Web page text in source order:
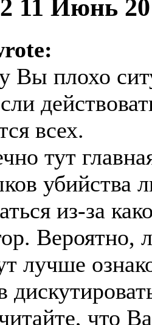
11 Июнь
Вы плохо
всех.
тут
убийства
из-за
Вероятно,
лучше
что